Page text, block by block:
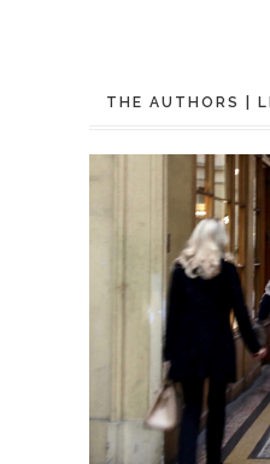
THE AUTHORS |